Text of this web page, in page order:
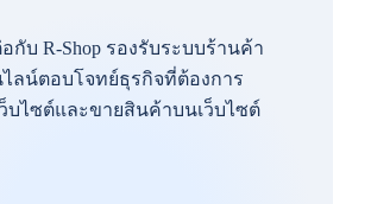
กับ R-Shop รองรับระบบร้านค้า
ลน์ตอบโจทย์ธุรกิจที่ต้องการ
ว็บไซต์และขายสินค้าบนเว็บไซต์